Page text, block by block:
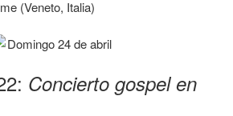
(Veneto, Italia)
Concierto gospel en